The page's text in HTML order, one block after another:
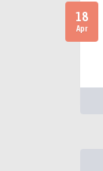
18
Apr